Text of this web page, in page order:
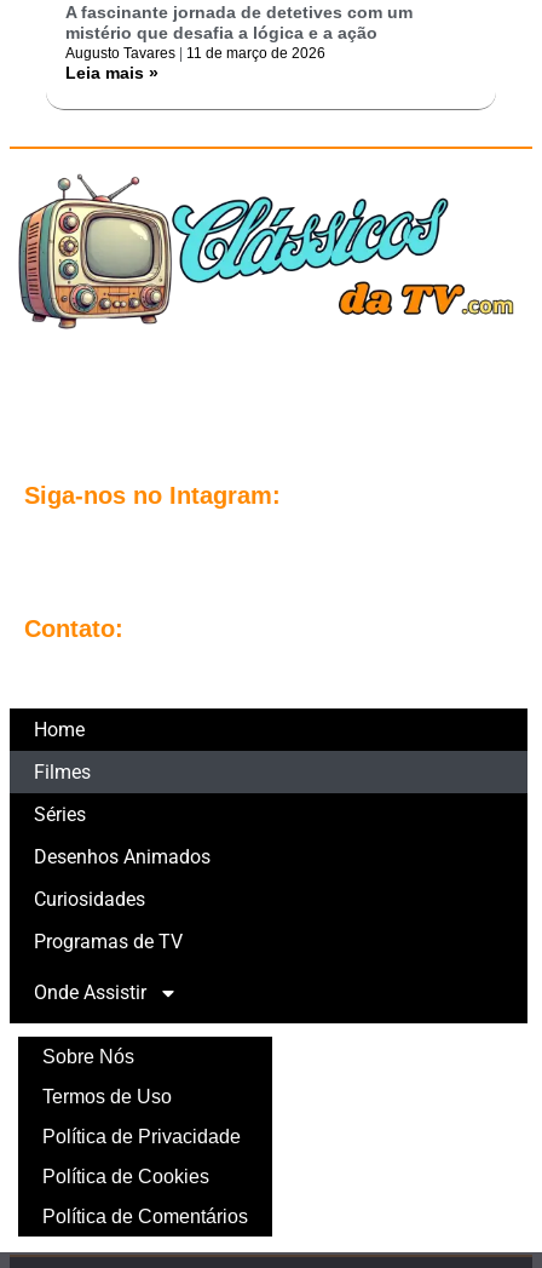
A fascinante jornada de detetives com um
mistério que desafia a lógica e a ação
Augusto Tavares 11 de março de 2026
Leia mais »
Siga-nos no Intagram:
Contato:
Home
Filmes
Séries
Desenhos Animados
Curiosidades
Programas de TV
Onde Assistir
Sobre Nós
Termos de Uso
Política de Privacidade
Política de Cookies
Política de Comentários